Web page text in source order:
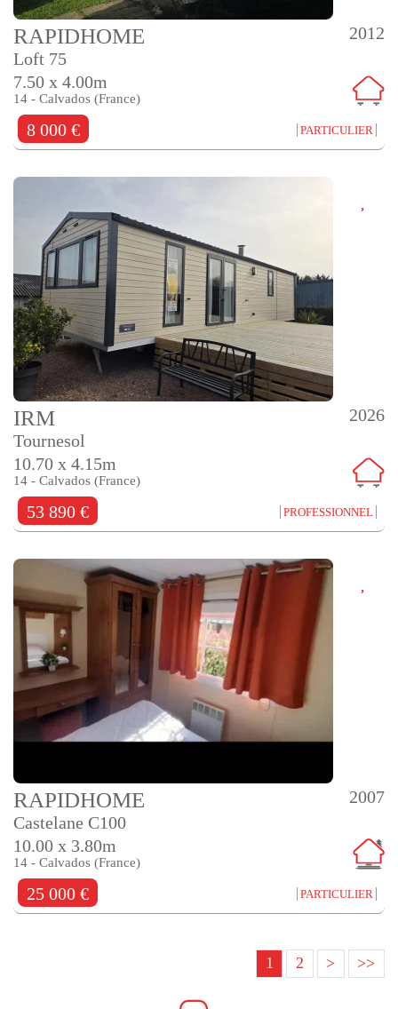
2012
RAPIDHOME
Loft 75
7.50 x 4.00m
14 - Calvados (France)
8 000 € PARTICULIER
2026
IRM
Tournesol
10.70 x 4.15m
14 - Calvados (France)
53 890 € PROFESSIONNEL
2007
RAPIDHOME
Castelane C100
10.00 x 3.80m
14 - Calvados (France)
25 000 € PARTICULIER
1 2 > >>